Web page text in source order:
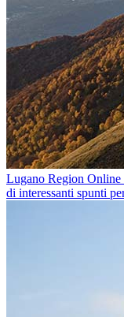
Lugano Region Online
di interessanti spunti